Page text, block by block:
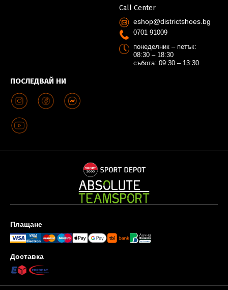
ПОСЛЕДВАЙ НИ
Call Center
eshop@districtshoes.bg
0701 91009
понеделник – петък:
08:30 – 18:30
събота: 09:30 – 13:30
Плащане
Доставка